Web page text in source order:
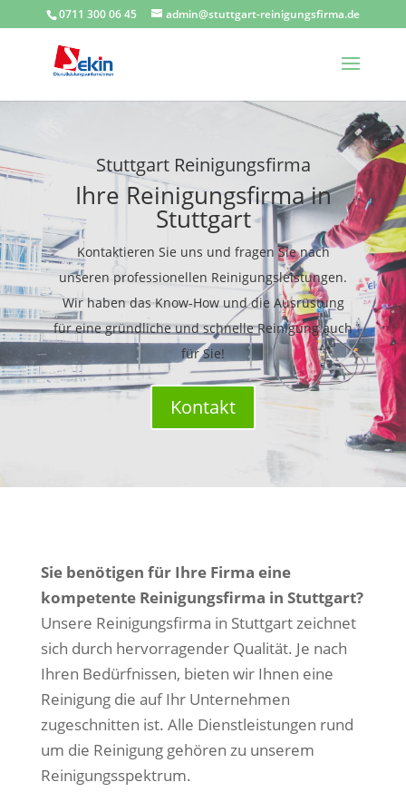
0711 300 06 45 admin@stuttgart-reinigungsfirma.de
Stuttgart Reinigungsfirma
Ihre Reinigungsfirma in
Stuttgart
Kontaktieren Sie uns und fragen Sie nach
unseren professionellen Reinigungsleistungen.
Wir haben das Know-How und die Ausrüstung
für eine gründliche und schnelle Reinigung auch
für Sie!
Kontakt
Sie benötigen für Ihre Firma eine
kompetente Reinigungsfirma in Stuttgart?
Unsere Reinigungsfirma in Stuttgart zeichnet
sich durch hervorragender Qualität. Je nach
Ihren Bedürfnissen, bieten wir Ihnen eine
Reinigung die auf Ihr Unternehmen
zugeschnitten ist. Alle Dienstleistungen rund
um die Reinigung gehören zu unserem
Reinigungsspektrum.